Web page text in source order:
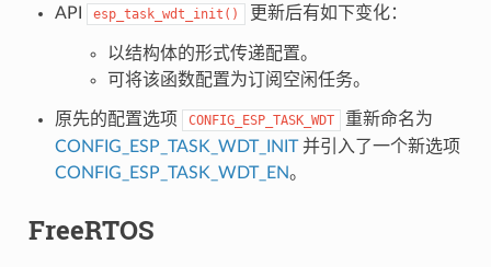
API esp_task_wdt_init() 更新后有如下变化：
以结构体的形式传递配置。
可将该函数配置为订阅空闲任务。
原先的配置选项 CONFIG_ESP_TASK_WDT
重新命名为
CONFIG_ESP_TASK_WDT_INIT并引入了一个新选项
CONFIG_ESP_TASK_WDT_EN。
FreeRTOS